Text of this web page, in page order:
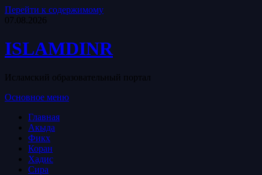
Перейти к содержимому
07.08.2026
ISLAMDINR
Исламский образовательный портал
Основное меню
Главная
Акыда
Фикх
Коран
Хадис
Сира